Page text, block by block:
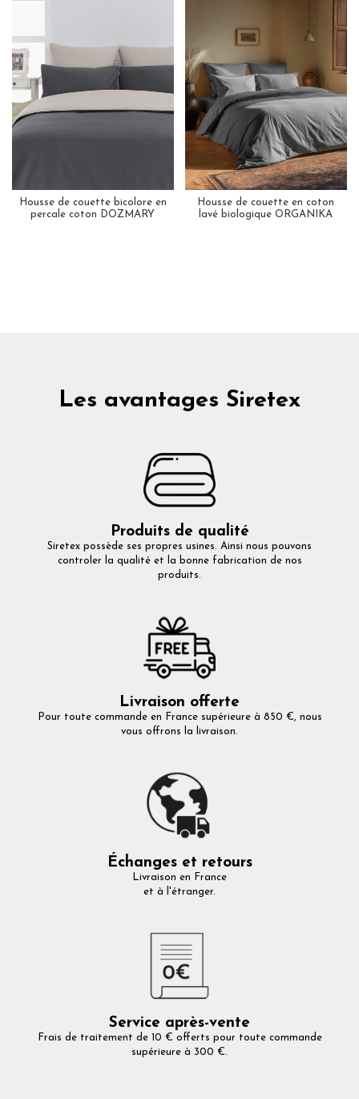
Housse de couette bicolore en
percale coton DOZMARY
Housse de couette en coton
lavé biologique ORGANIKA
Les avantages Siretex
Produits de qualité
Siretex possède ses propres usines. Ainsi nous pouvons
controler la qualité et la bonne fabrication de nos
produits.
Livraison offerte
Pour toute commande en France supérieure à 850 €, nous
vous offrons la livraison.
Échanges et retours
Livraison en France
et à l'étranger.
Service après-vente
Frais de traitement de 10 € offerts pour toute commande
supérieure à 300 €.